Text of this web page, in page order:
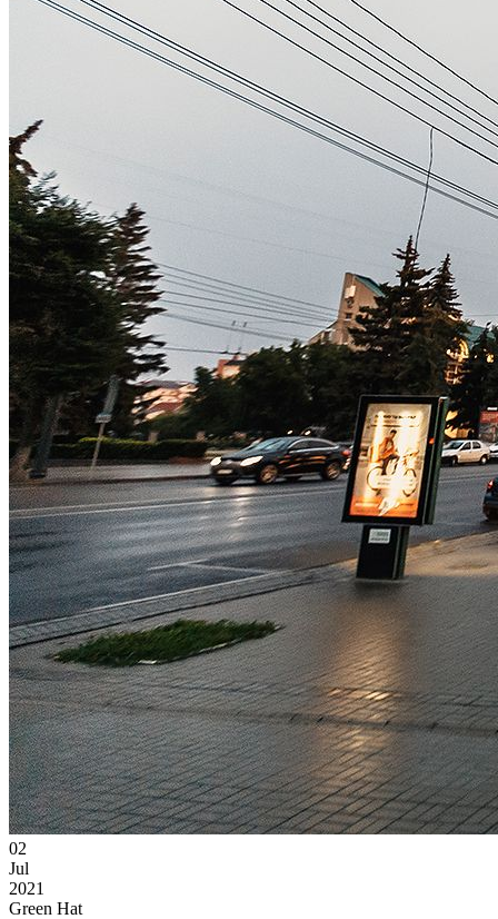
02
Jul
2021
Green Hat